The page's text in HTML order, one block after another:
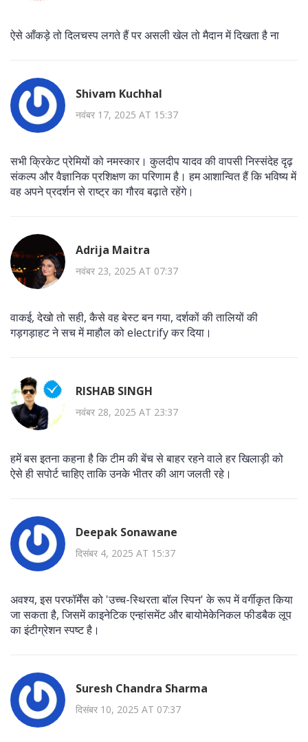
ऐसे आँकड़े तो दिलचस्प लगते हैं पर असली खेल तो मैदान में दिखता है ना
Shivam Kuchhal
नवंबर 17, 2025 AT 15:37
सभी क्रिकेट प्रेमियों को नमस्कार। कुलदीप यादव की वापसी निस्संदेह दृढ़
संकल्प और वैज्ञानिक प्रशिक्षण का परिणाम है। हम आशान्वित हैं कि भविष्य में
वह अपने प्रदर्शन से राष्ट्र का गौरव बढ़ाते रहेंगे।
Adrija Maitra
नवंबर 23, 2025 AT 07:37
वाकई, देखो तो सही, कैसे वह बेस्ट बन गया, दर्शकों की तालियों की
गड़गड़ाहट ने सच में माहौल को electrify कर दिया।
RISHAB SINGH
नवंबर 28, 2025 AT 23:37
हमें बस इतना कहना है कि टीम की बेंच से बाहर रहने वाले हर खिलाड़ी को
ऐसे ही सपोर्ट चाहिए ताकि उनके भीतर की आग जलती रहे।
Deepak Sonawane
दिसंबर 4, 2025 AT 15:37
अवश्य, इस परफॉर्मेंस को 'उच्च-स्थिरता बॉल स्पिन' के रूप में वर्गीकृत किया
जा सकता है, जिसमें काइनेटिक एन्हांसमेंट और बायोमेकेनिकल फीडबैक लूप
का इंटीग्रेशन स्पष्ट है।
Suresh Chandra Sharma
दिसंबर 10, 2025 AT 07:37